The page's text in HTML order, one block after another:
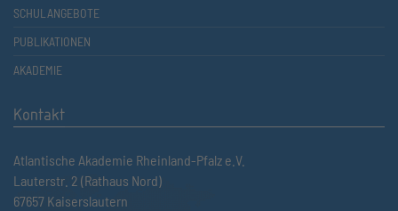
SCHULANGEBOTE
PUBLIKATIONEN
AKADEMIE
Kontakt
Atlantische Akademie Rheinland-Pfalz e.V.
Lauterstr. 2 (Rathaus Nord)
67657 Kaiserslautern